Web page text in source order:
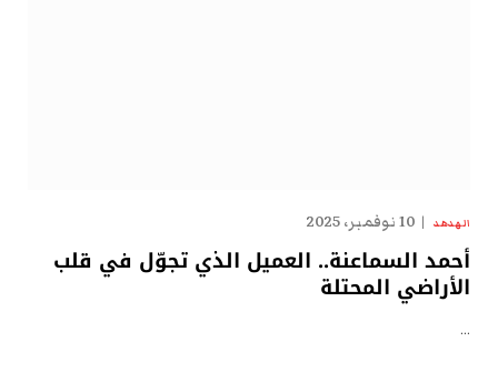
الهدهد 10 نوفمبر، 2025
أحمد السماعنة.. العميل الذي تجوّل في قلب
الأراضي المحتلة
…